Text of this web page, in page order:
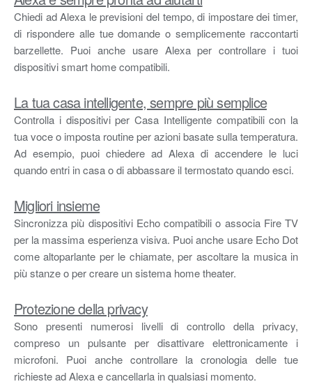
Chiedi ad Alexa le previsioni del tempo, di impostare dei timer,
di rispondere alle tue domande o semplicemente raccontarti
barzellette. Puoi anche usare Alexa per controllare i tuoi
dispositivi smart home compatibili.
La tua casa intelligente, sempre più semplice
Controlla i dispositivi per Casa Intelligente compatibili con la
tua voce o imposta routine per azioni basate sulla temperatura.
Ad esempio, puoi chiedere ad Alexa di accendere le luci
quando entri in casa o di abbassare il termostato quando esci.
Migliori insieme
Sincronizza più dispositivi Echo compatibili o associa Fire TV
per la massima esperienza visiva. Puoi anche usare Echo Dot
come altoparlante per le chiamate, per ascoltare la musica in
più stanze o per creare un sistema home theater.
Protezione della privacy
Sono presenti numerosi livelli di controllo della privacy,
compreso un pulsante per disattivare elettronicamente i
microfoni. Puoi anche controllare la cronologia delle tue
richieste ad Alexa e cancellarla in qualsiasi momento.